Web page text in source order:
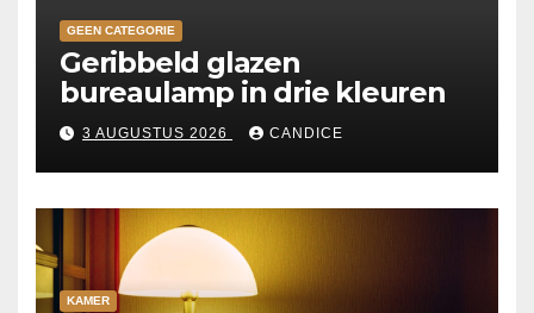
GEEN CATEGORIE
Geribbeld glazen
bureaulamp in drie kleuren
3 AUGUSTUS 2026 CANDICE
KAMER